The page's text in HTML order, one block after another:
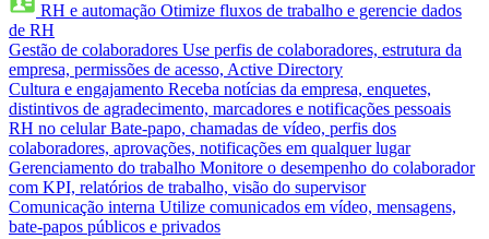
RH e automação Otimize fluxos de trabalho e gerencie dados
de RH
Gestão de colaboradores Use perfis de colaboradores, estrutura da
empresa, permissões de acesso, Active Directory
Cultura e engajamento Receba notícias da empresa, enquetes,
distintivos de agradecimento, marcadores e notificações pessoais
RH no celular Bate-papo, chamadas de vídeo, perfis dos
colaboradores, aprovações, notificações em qualquer lugar
Gerenciamento do trabalho Monitore o desempenho do colaborador
com KPI, relatórios de trabalho, visão do supervisor
Comunicação interna Utilize comunicados em vídeo, mensagens,
bate-papos públicos e privados